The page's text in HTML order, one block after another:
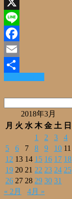
X
Line
Facebook
Email
共
有
2018年3月
月 火 水 木 金 土 日
1
2 3
4
5
6 7 8 9 10 11
12 13 14 15 16 17 18
19 20 21 22 23 24 25
26 27 28 29 30 31
« 2月
4月 »